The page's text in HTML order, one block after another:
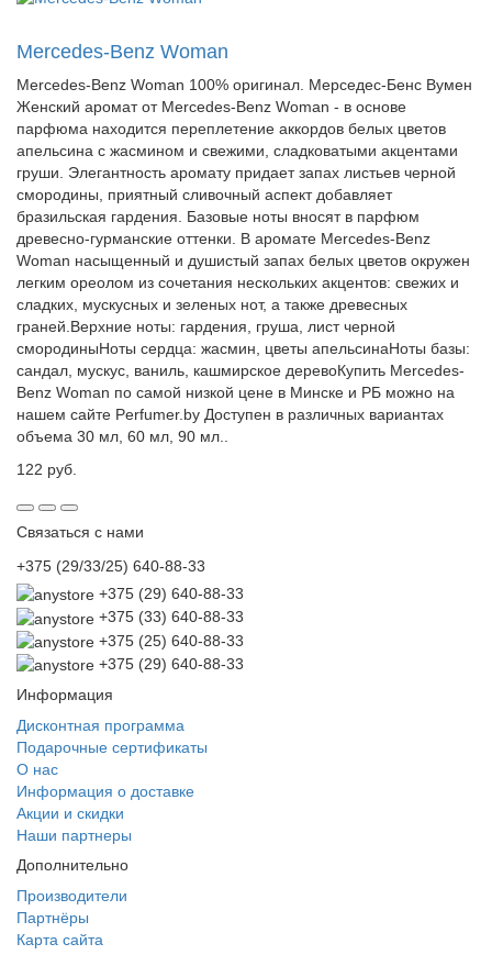
Mercedes-Benz Woman
Mercedes-Benz Woman 100% оригинал. Мерседес-Бенс Вумен
Женский аромат от Mercedes-Benz Woman - в основе
парфюма находится переплетение аккордов белых цветов
апельсина с жасмином и свежими, сладковатыми акцентами
груши. Элегантность аромату придает запах листьев черной
смородины, приятный сливочный аспект добавляет
бразильская гардения. Базовые ноты вносят в парфюм
древесно-гурманские оттенки. В аромате Mercedes-Benz
Woman насыщенный и душистый запах белых цветов окружен
легким ореолом из сочетания нескольких акцентов: свежих и
сладких, мускусных и зеленых нот, а также древесных
граней.Верхние ноты: гардения, груша, лист черной
смородиныНоты сердца: жасмин, цветы апельсинаНоты базы:
сандал, мускус, ваниль, кашмирское деревоКупить Mercedes-
Benz Woman по самой низкой цене в Минске и РБ можно на
нашем сайте Perfumer.by Доступен в различных вариантах
объема 30 мл, 60 мл, 90 мл..
122 руб.
Связаться с нами
+375 (29/33/25) 640-88-33
+375 (29) 640-88-33
+375 (33) 640-88-33
+375 (25) 640-88-33
+375 (29) 640-88-33
Информация
Дисконтная программа
Подарочные сертификаты
О нас
Информация о доставке
Акции и скидки
Наши партнеры
Дополнительно
Производители
Партнёры
Карта сайта